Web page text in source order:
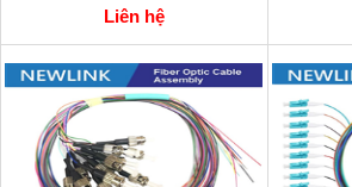
Liên hệ